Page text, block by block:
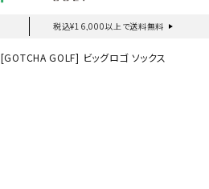
税込¥16,000以上で送料無料
[GOTCHA GOLF] ビッグロゴ ソックス